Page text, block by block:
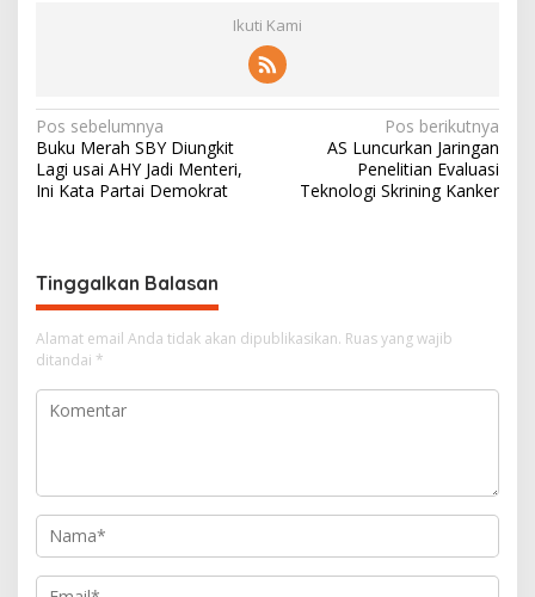
Ikuti Kami
N
a
v
g
a
s
i
p
Pos sebelumnya
Buku Merah SBY Diungkit
Lagi usai AHY Jadi Menteri,
Ini Kata Partai Demokrat
Pos berikutnya
AS Luncurkan Jaringan
Penelitian Evaluasi
Teknologi Skrining Kanker
Tinggalkan Balasan
Alamat email Anda tidak akan dipublikasikan. Ruas yang wajib
ditandai *